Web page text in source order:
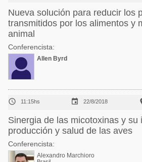
Nueva solución para reducir los
transmitidos por los alimentos y
animal
Conferencista:
Allen Byrd
 11:15hs  22/8/2018
Sinergia de las micotoxinas y su
producción y salud de las aves
Conferencista:
Alexandro Marchioro